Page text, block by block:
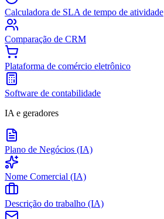
Calculadora de SLA de tempo de atividade
Comparação de CRM
Plataforma de comércio eletrônico
Software de contabilidade
IA e geradores
Plano de Negócios (IA)
Nome Comercial (IA)
Descrição do trabalho (IA)